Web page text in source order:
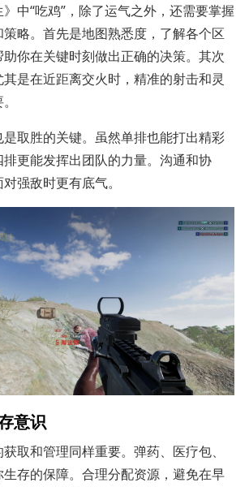
中“吃鸡”，除了运气之外，还需要掌握
略。首先是地图熟悉度，了解各个区
你在关键时刻做出正确的决策。其次
是在近距离交火时，精准的射击和灵
取胜的关键。虽然单排也能打出精彩
更能发挥出团队的力量。沟通和协
强敌时更有底气。
意识
取和管理同样重要。弹药、医疗包、
存的保障。合理分配资源，避免在早